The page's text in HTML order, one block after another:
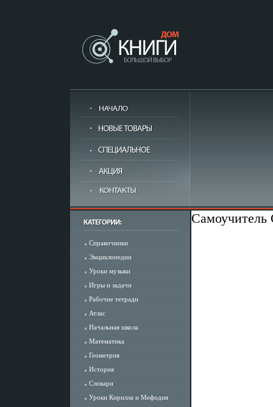
Справочники
Энциклопедии
Уроки музыки
Игры и задачи
Рабочие тетради
Атлас
Начальная школа
Математика
Геометрия
История
Словари
Уроки Кирилла и Мефодия
Самоучитель